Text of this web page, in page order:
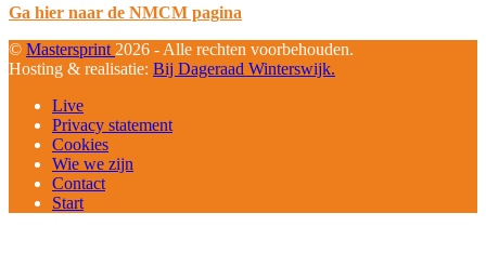
Ga hier naar de NMCM pagina
© Mastersprint 2026 - Alle rechten voorbehouden.
Hosting & realisatie: Bij Dageraad Winterswijk.
Live
Privacy statement
Cookies
Wie we zijn
Contact
Start